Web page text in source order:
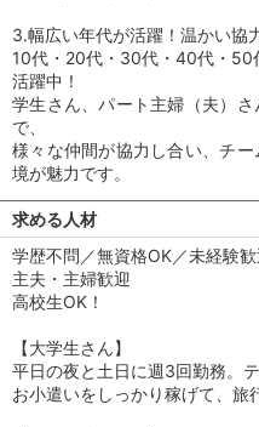
3.幅広い年代が活躍！温かい協
10代・20代・30代・40代・50
活躍中！
学生さん、パート主婦（夫）
で、
様々な仲間が協力し合い、チ
境が魅力です。
求める人材
学歴不問／無資格OK／未経験歓
主夫・主婦歓迎
高校生OK！
【大学生さん】
平日の夜と土日に週3回勤務。
お小遣いをしっかり稼げて、旅